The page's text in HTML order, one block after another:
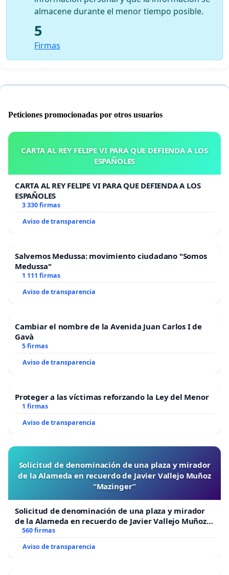
almacene durante el menor tiempo posible.
5
Firmas
Peticiones promocionadas por otros usuarios
CARTA AL REY FELIPE VI PARA QUE DEFIENDA A LOS
ESPAÑOLES
CARTA AL REY FELIPE VI PARA QUE DEFIENDA A LOS
ESPAÑOLES
3 330 firmas
Aviso de transparencia
Salvemos Medussa: movimiento ciudadano "Somos
Medussa"
1 111 firmas
Aviso de transparencia
Cambiar el nombre de la Avenida Juan Carlos I de
Gavà
5 firmas
Aviso de transparencia
Proteger a las víctimas reforzando la Ley del Menor
1 firmas
Aviso de transparencia
Solicitud de denominación de una plaza y mirador
de la Alameda en recuerdo de Javier Vallejo Muñoz
“Mazinger”
Solicitud de denominación de una plaza y mirador
de la Alameda en recuerdo de Javier Vallejo Muñoz
“Mazinger”
560 firmas
Aviso de transparencia